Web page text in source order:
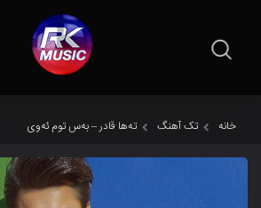
خانه تک آهنگ تەها قادر – بەس توم ئەوی